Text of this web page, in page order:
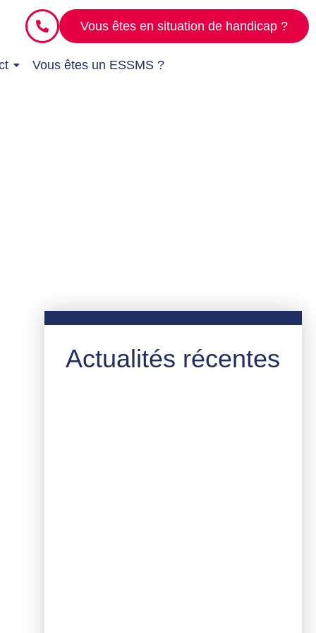
Vous êtes en situation de handicap ?
Vous êtes un ESSMS ?
Actualités récentes